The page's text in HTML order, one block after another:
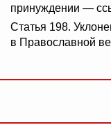
принуждении —
Статья 198.
в Православной